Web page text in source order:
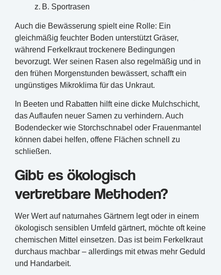
z. B. Sportrasen
Auch die Bewässerung spielt eine Rolle: Ein
gleichmäßig feuchter Boden unterstützt Gräser,
während Ferkelkraut trockenere Bedingungen
bevorzugt. Wer seinen Rasen also regelmäßig und in
den frühen Morgenstunden bewässert, schafft ein
ungünstiges Mikroklima für das Unkraut.
In Beeten und Rabatten hilft eine dicke Mulchschicht,
das Auflaufen neuer Samen zu verhindern. Auch
Bodendecker wie Storchschnabel oder Frauenmantel
können dabei helfen, offene Flächen schnell zu
schließen.
Gibt es ökologisch
vertretbare Methoden?
Wer Wert auf naturnahes Gärtnern legt oder in einem
ökologisch sensiblen Umfeld gärtnert, möchte oft keine
chemischen Mittel einsetzen. Das ist beim Ferkelkraut
durchaus machbar – allerdings mit etwas mehr Geduld
und Handarbeit.